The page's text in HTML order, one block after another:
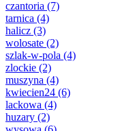
czantoria (7)
tarnica (4)
halicz (3)
wolosate (2)
szlak-w-pola (4)
zlockie (2)
muszyna (4)
kwiecien24 (6)
lackowa (4)
huzary (2)